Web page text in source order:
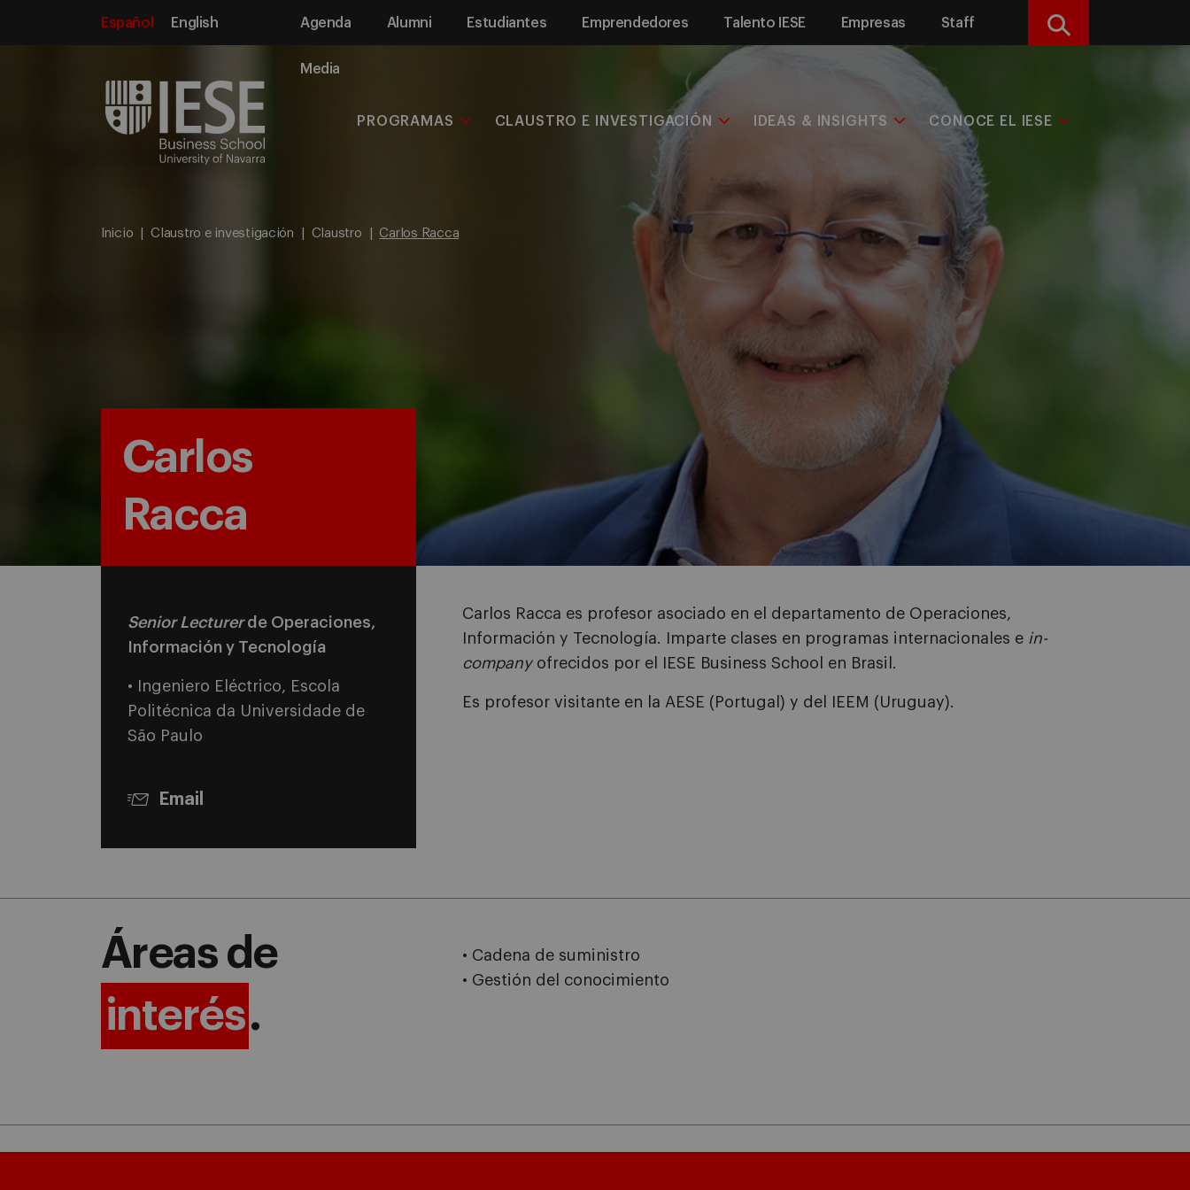
Español English Agenda Alumni Estudiantes Emprendedores Talento IESE Empresas Staff
Media
Buscar
PROGRAMAS CLAUSTRO E INVESTIGACIÓN IDEAS & INSIGHTS CONOCE EL IESE
Inicio Claustro e investigación Claustro Carlos Racca
Carlos
Racca
Senior Lecturerde Operaciones,
Información y Tecnología
• Ingeniero Eléctrico, Escola
Politécnica da Universidade de
São Paulo
Email
Carlos Racca es profesor asociado en el departamento de Operaciones,
Información y Tecnología. Imparte clases en programas internacionales e in-
companyofrecidos por el IESE Business School en Brasil.
Es profesor visitante en la AESE (Portugal) y del IEEM (Uruguay).
Áreas de
interés.
• Cadena de suministro
• Gestión del conocimiento